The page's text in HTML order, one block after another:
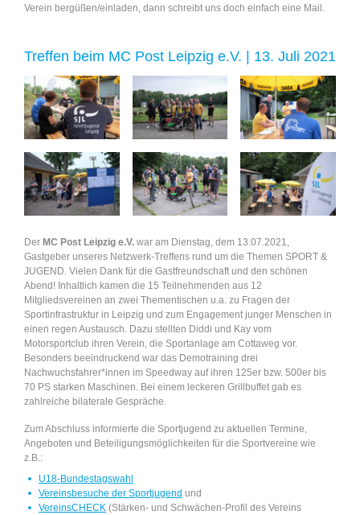
Verein bergüßen/einladen, dann schreibt uns doch einfach eine Mail.
Treffen beim MC Post Leipzig e.V. | 13. Juli 2021
Der MC Post Leipzig e.V. war am Dienstag, dem 13.07.2021,
Gastgeber unseres Netzwerk-Treffens rund um die Themen SPORT &
JUGEND. Vielen Dank für die Gastfreundschaft und den schönen
Abend! Inhaltlich kamen die 15 Teilnehmenden aus 12
Mitgliedsvereinen an zwei Thementischen u.a. zu Fragen der
Sportinfrastruktur in Leipzig und zum Engagement junger Menschen in
einen regen Austausch. Dazu stellten Diddi und Kay vom
Motorsportclub ihren Verein, die Sportanlage am Cottaweg vor.
Besonders beeindruckend war das Demotraining drei
Nachwuchsfahrer*innen im Speedway auf ihren 125er bzw. 500er bis
70 PS starken Maschinen. Bei einem leckeren Grillbuffet gab es
zahlreiche bilaterale Gespräche.
Zum Abschluss informierte die Sportjugend zu aktuellen Termine,
Angeboten und Beteiligungsmöglichkeiten für die Sportvereine wie
z.B.:
U18-Bundestagswahl
Vereinsbesuche der Sportjugend und
VereinsCHECK (Stärken- und Schwächen-Profil des Vereins